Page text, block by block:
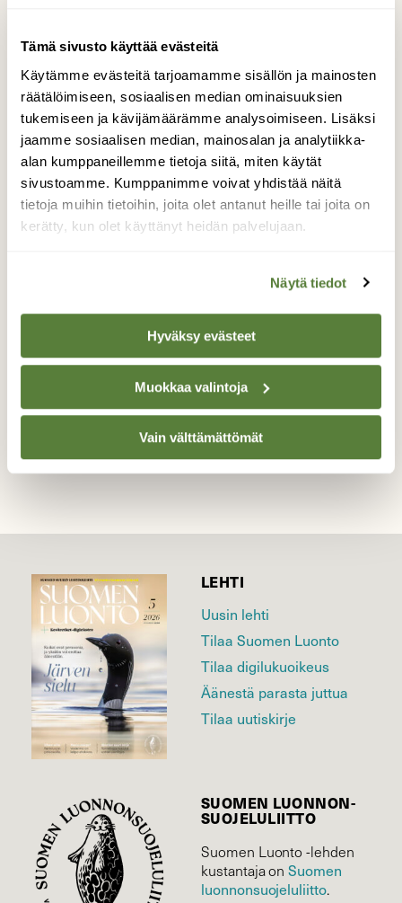
Tämä sivusto käyttää evästeitä
Käytämme evästeitä tarjoamamme sisällön ja mainosten
räätälöimiseen, sosiaalisen median ominaisuuksien
tukemiseen ja kävijämäärämme analysoimiseen. Lisäksi
jaamme sosiaalisen median, mainosalan ja analytiikka-
alan kumppaneillemme tietoja siitä, miten käytät
sivustoamme. Kumppanimme voivat yhdistää näitä
tietoja muihin tietoihin, joita olet antanut heille tai joita on
kerätty, kun olet käyttänyt heidän palvelujaan.
Näytä tiedot
Hyväksy evästeet
Muokkaa valintoja
Vain välttämättömät
Valokuvaaja: Ilkka Rönkä, Vanhankaupunginlahti
29.3.2016
TAKAISIN LISTAAN
LEHTI
Uusin lehti
Tilaa Suomen Luonto
Tilaa digilukuoikeus
Äänestä parasta juttua
Tilaa uutiskirje
SUOMEN LUONNON­
SUOJELU­LIITTO
Suomen Luonto -lehden
kustantaja onSuomen
luonnonsuojelu­liitto.